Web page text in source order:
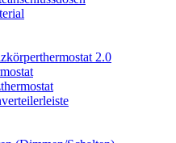
2.0